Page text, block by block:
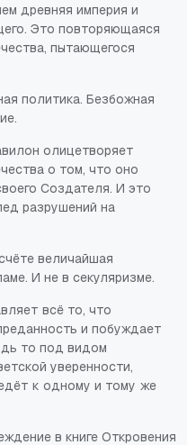
древняя империя и
Это повторяющаяся
пытающегося
политика. Безбожная
олицетворяет
о том, что оно
Создателя. И это
разрушений на
величайшая
И не в секуляризме.
всё то, что
и побуждает
то под видом
уверенности,
к одному и тому же
в книге Откровения